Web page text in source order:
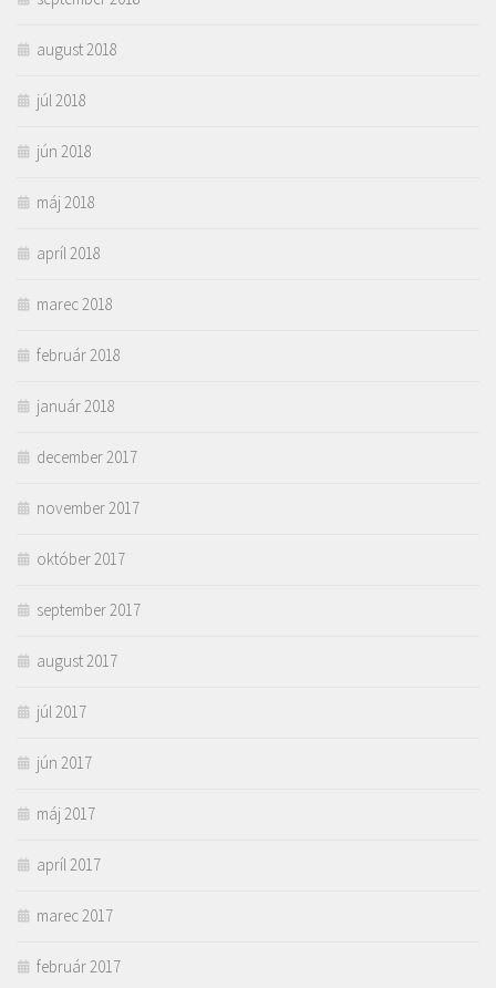
august 2018
júl 2018
jún 2018
máj 2018
apríl 2018
marec 2018
február 2018
január 2018
december 2017
november 2017
október 2017
september 2017
august 2017
júl 2017
jún 2017
máj 2017
apríl 2017
marec 2017
február 2017